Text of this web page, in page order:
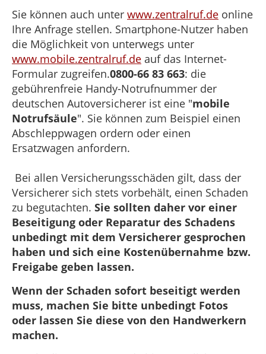
Sie können auch unter www.zentralruf.de online
Ihre Anfrage stellen. Smartphone-Nutzer haben
die Möglichkeit von unterwegs unter
www.mobile.zentralruf.de auf das Internet-
Formular zugreifen.0800-66 83 663: die
gebührenfreie Handy-Notrufnummer der
deutschen Autoversicherer ist eine "mobile
Notrufsäule". Sie können zum Beispiel einen
Abschleppwagen ordern oder einen
Ersatzwagen anfordern.
Bei allen Versicherungsschäden gilt, dass der
Versicherer sich stets vorbehält, einen Schaden
zu begutachten. Sie sollten daher vor einer
Beseitigung oder Reparatur des Schadens
unbedingt mit dem Versicherer gesprochen
haben und sich eine Kostenübernahme bzw.
Freigabe geben lassen.
Wenn der Schaden sofort beseitigt werden
muss, machen Sie bitte unbedingt Fotos
oder lassen Sie diese von den Handwerkern
machen.